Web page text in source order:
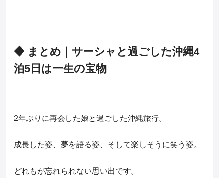
◆ まとめ｜サーシャと過ごした沖縄4
泊5日は一生の宝物
2年ぶりに再会した娘と過ごした沖縄旅行。
成長した姿、夢を語る姿、そして楽しそうに笑う姿。
どれもが忘れられない思い出です。